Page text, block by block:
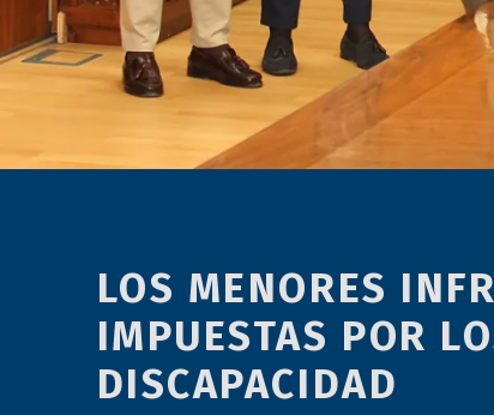
menú
de
accesibilidad.
LOS MENORES
IMPUESTAS POR
DISCAPACIDAD